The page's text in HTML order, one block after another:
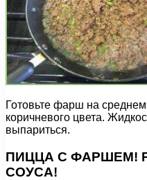
Готовьте фарш на
коричневого цвета.
выпариться.
ПИЦЦА С ФАРШЕМ!
СОУСА!